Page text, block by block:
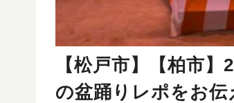
【松戸市】【柏市
の盆踊りレポをお伝